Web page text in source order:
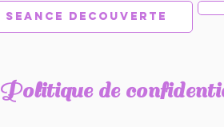
Séance découverte
Politique de